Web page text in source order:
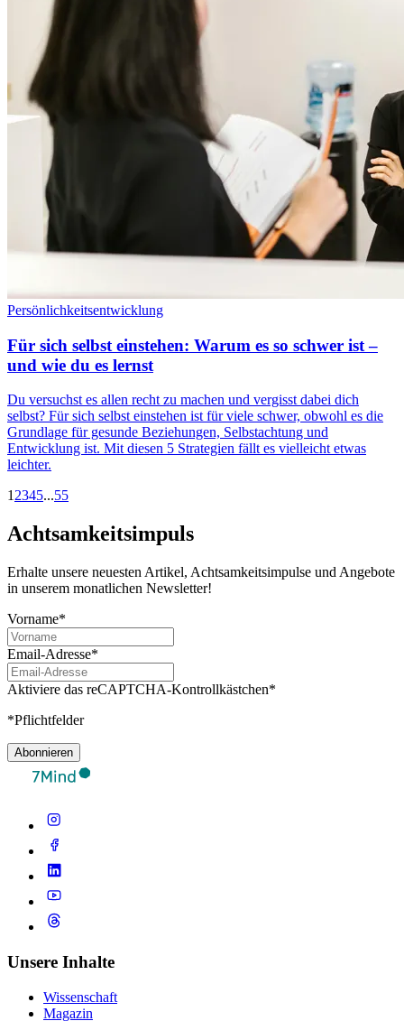
Persönlichkeitsentwicklung
Für sich selbst einstehen: Warum es so schwer ist –
und wie du es lernst
Du versuchst es allen recht zu machen und vergisst dabei dich
selbst? Für sich selbst einstehen ist für viele schwer, obwohl es die
Grundlage für gesunde Beziehungen, Selbstachtung und
Entwicklung ist. Mit diesen 5 Strategien fällt es vielleicht etwas
leichter.
1 2345...55
Achtsamkeitsimpuls
Erhalte unsere neuesten Artikel, Achtsamkeitsimpulse und Angebote
in unserem monatlichen Newsletter!
Vorname*
Email-Adresse*
Aktiviere das reCAPTCHA-Kontrollkästchen*
*Pflichtfelder
Abonnieren
Unsere Inhalte
Wissenschaft
Magazin